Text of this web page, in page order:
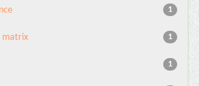
1
1
matrix
1